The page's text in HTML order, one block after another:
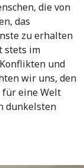
die von
das
zu erhalten
stets im
und
wir uns, den
für eine Welt
dunkelsten